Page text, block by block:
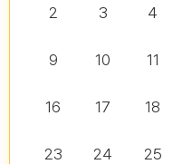
다다익산(2026.1월호) 의회편
2026-07-07
2025-12-03
2026-07-02
2026-06-26
2026-07-10
2026-07-07
2 3 4
9 10 11
16 17 18
23 24 25